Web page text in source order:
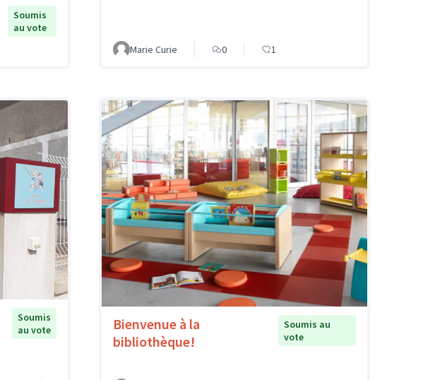
Soumis
au vote
Marie Curie 0 1
Soumis
au vote
Bienvenue à la
bibliothèque!
Soumis au
vote